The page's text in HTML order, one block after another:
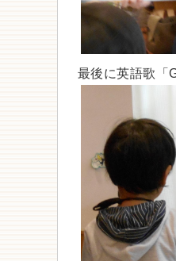
最後に英語歌「